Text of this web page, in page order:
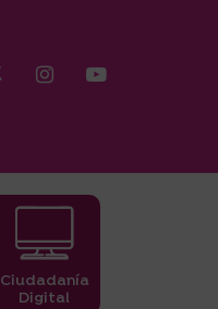
Ciudadanía
Digital